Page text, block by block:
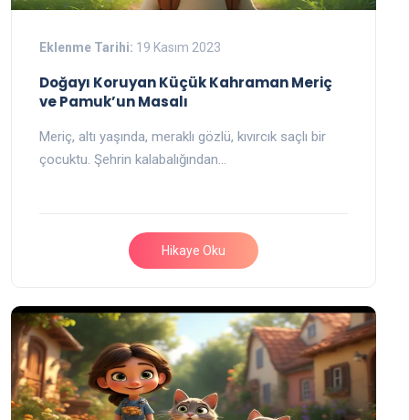
Eklenme Tarihi: 19 Kasım 2023
Doğayı Koruyan Küçük Kahraman Meriç
ve Pamuk’un Masalı
Meriç, altı yaşında, meraklı gözlü, kıvırcık saçlı bir
çocuktu. Şehrin kalabalığından…
Hikaye Oku